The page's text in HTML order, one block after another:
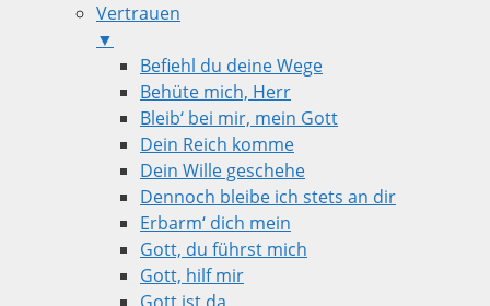
Vertrauen
▼
Befiehl du deine Wege
Behüte mich, Herr
Bleib‘ bei mir, mein Gott
Dein Reich komme
Dein Wille geschehe
Dennoch bleibe ich stets an dir
Erbarm‘ dich mein
Gott, du führst mich
Gott, hilf mir